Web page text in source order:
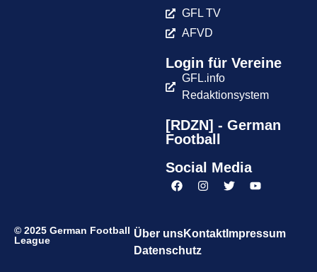
GFL TV
AFVD
Login für Vereine
GFL.info
Redaktionsystem
[RDZN] - German
Football
Social Media
© 2025 German Football
League
Über unsKontaktImpressum
Datenschutz